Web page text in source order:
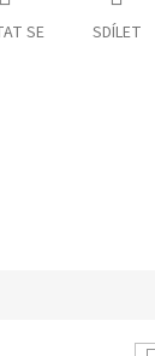
SE SDÍLET